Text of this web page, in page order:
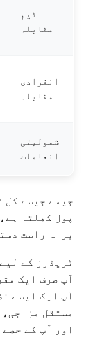
ٹیم
مقابلہ
انفرادی
مقابلہ
شمولیتی
انعامات
جیسے جیسے کل
پول کھلتا
براہ راست
ٹریڈرز کے
آپ صرف ایک
آپ ایک ایسے
مستقل
اور آپ کے